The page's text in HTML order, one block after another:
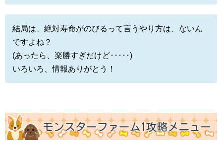
結局は、絶対寿命がのびるって言うやり方は、ないん
ですよね？
(あったら、楽勝すぎだけど･････)
いろいろ、情報ありがとう！